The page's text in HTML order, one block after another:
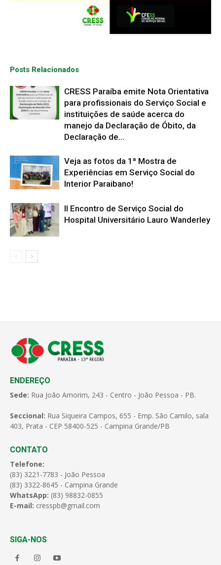
Posts Relacionados
CRESS Paraíba emite Nota Orientativa
para profissionais do Serviço Social e
instituições de saúde acerca do
manejo da Declaração de Óbito, da
Declaração de...
Veja as fotos da 1ª Mostra de
Experiências em Serviço Social do
Interior Paraibano!
II Encontro de Serviço Social do
Hospital Universitário Lauro Wanderley
ENDEREÇO
Sede: Rua João Amorim, 243 - Centro - João Pessoa - PB.
Seccional: Rua Siqueira Campos, 655 - Emp. São Camilo, sala
403, Prata - CEP 58400-525 - Campina Grande/PB
CONTATO
Telefone:
(83) 3221-7783 - João Pessoa
(83) 3322-8645 - Campina Grande
WhatsApp: (83) 98832-0855
E-mail: cresspb@gmail.com
SIGA-NOS